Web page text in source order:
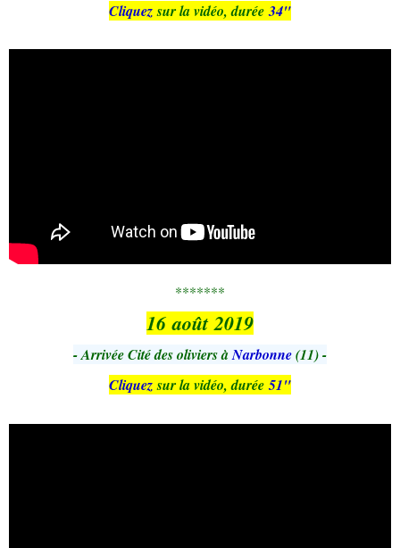
Cliquezsur la vidéo, durée34"
*******
16 août 2019
- Arrivée Cité des oliviers àNarbonne(11) -
Cliquezsur la vidéo, durée 51"